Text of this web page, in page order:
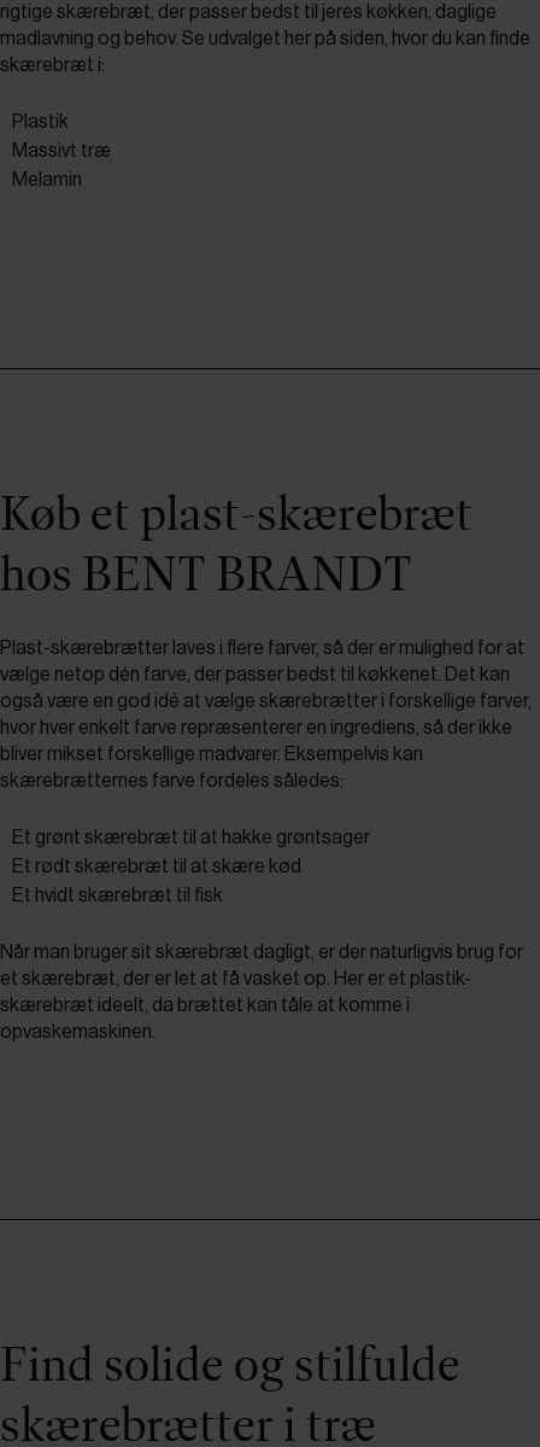
rigtige skærebræt, der passer bedst til jeres køkken, daglige
madlavning og behov. Se udvalget her på siden, hvor du kan finde
skærebræt i:
Plastik
Massivt træ
Melamin
Køb et plast-skærebræt
hos BENT BRANDT
Plast-skærebrætter laves i flere farver, så der er mulighed for at
vælge netop dén farve, der passer bedst til køkkenet. Det kan
også være en god idé at vælge skærebrætter i forskellige farver,
hvor hver enkelt farve repræsenterer en ingrediens, så der ikke
bliver mikset forskellige madvarer. Eksempelvis kan
skærebrætternes farve fordeles således:
Et grønt skærebræt til at hakke grøntsager
Et rødt skærebræt til at skære kød
Et hvidt skærebræt til fisk
Når man bruger sit skærebræt dagligt, er der naturligvis brug for
et skærebræt, der er let at få vasket op. Her er et plastik-
skærebræt ideelt, da brættet kan tåle at komme i
opvaskemaskinen.
Find solide og stilfulde
skærebrætter i træ